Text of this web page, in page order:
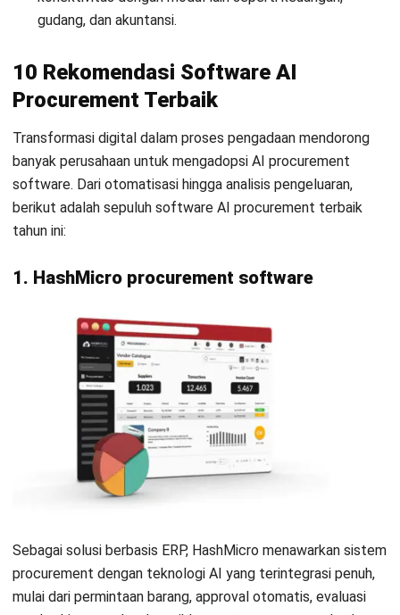
efisiensi pengadaan berulang.
pembelian yang akurat agar tim procurement dapat
mengontrol total anggaran.
Membantu memilih vendor terbaik berdasarkan analisis
real-time dari harga, kualitas, dan performa historis.
2. Coupa AI procurement software
perusahaan besar yang ingin mendapatkan visibilitas penuh
atas pengeluaran dan kepatuhan procurement. Sistemnya
mendukung otomatisasi sourcing dan pengelolaan vendor,